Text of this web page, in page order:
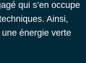
qui s’en occupe
Ainsi,
énergie verte